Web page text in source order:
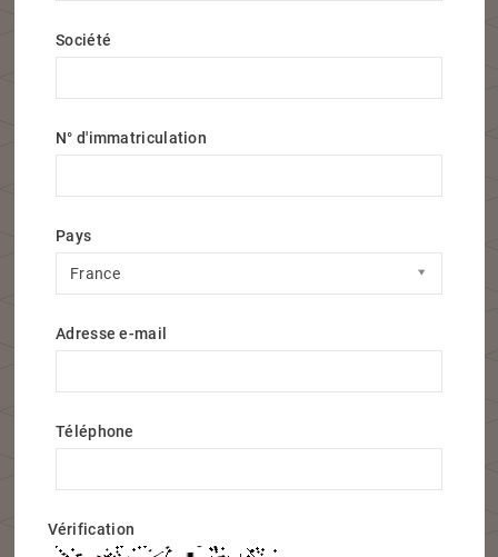
Société
N° d'immatriculation
Pays
France
Pays
Adresse e-mail
Téléphone
Vérification